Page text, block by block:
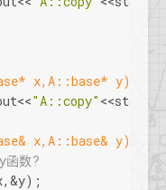
x,A::base* y)
"A::copy"
x,A::base& y)
函数?